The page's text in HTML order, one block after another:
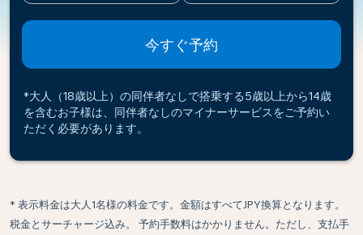
今すぐ予約
*大人（18歳以上）の同伴者なしで搭乗する5歳以上から14歳
を含むお子様は、同伴者なしのマイナーサービスをご予約い
ただく必要があります。
* 表示料金は大人1名様の料金です。金額はすべてJPY換算となります。
税金とサーチャージ込み。 予約手数料はかかりません。ただし、支払手